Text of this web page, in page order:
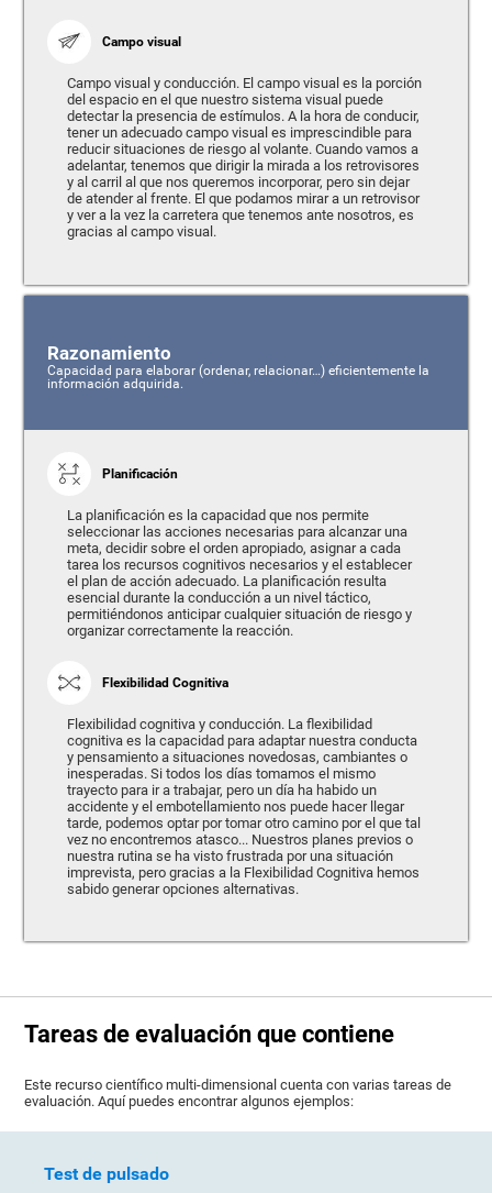
Campo visual
Campo visual y conducción. El campo visual es la porción
del espacio en el que nuestro sistema visual puede
detectar la presencia de estímulos. A la hora de conducir,
tener un adecuado campo visual es imprescindible para
reducir situaciones de riesgo al volante. Cuando vamos a
adelantar, tenemos que dirigir la mirada a los retrovisores
y al carril al que nos queremos incorporar, pero sin dejar
de atender al frente. El que podamos mirar a un retrovisor
y ver a la vez la carretera que tenemos ante nosotros, es
gracias al campo visual.
Razonamiento
Capacidad para elaborar (ordenar, relacionar…) eficientemente la
información adquirida.
Planificación
La planificación es la capacidad que nos permite
seleccionar las acciones necesarias para alcanzar una
meta, decidir sobre el orden apropiado, asignar a cada
tarea los recursos cognitivos necesarios y el establecer
el plan de acción adecuado. La planificación resulta
esencial durante la conducción a un nivel táctico,
permitiéndonos anticipar cualquier situación de riesgo y
organizar correctamente la reacción.
Flexibilidad Cognitiva
Flexibilidad cognitiva y conducción. La flexibilidad
cognitiva es la capacidad para adaptar nuestra conducta
y pensamiento a situaciones novedosas, cambiantes o
inesperadas. Si todos los días tomamos el mismo
trayecto para ir a trabajar, pero un día ha habido un
accidente y el embotellamiento nos puede hacer llegar
tarde, podemos optar por tomar otro camino por el que tal
vez no encontremos atasco... Nuestros planes previos o
nuestra rutina se ha visto frustrada por una situación
imprevista, pero gracias a la Flexibilidad Cognitiva hemos
sabido generar opciones alternativas.
Tareas de evaluación que contiene
Este recurso científico multi-dimensional cuenta con varias tareas de
evaluación. Aquí puedes encontrar algunos ejemplos:
Test de pulsado